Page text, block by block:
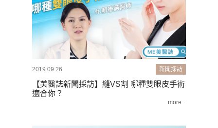
新聞採訪
2019.09.26
【美醫誌新聞採訪】縫VS割 哪種雙眼皮手術
適合你？
more...